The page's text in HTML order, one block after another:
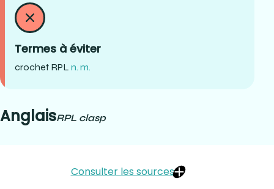
Termes à éviter
crochet RPL n. m.
AnglaisRPL clasp
Consulter les sources